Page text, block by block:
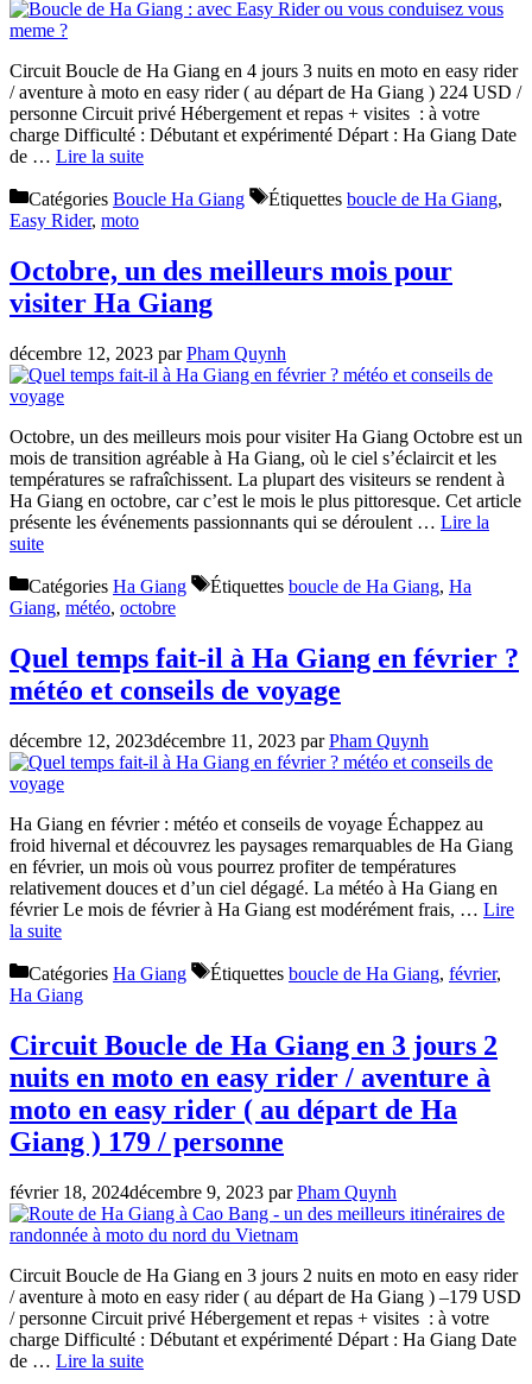
Circuit Boucle de Ha Giang en 4 jours 3 nuits en moto en easy rider
/ aventure à moto en easy rider ( au départ de Ha Giang ) 224 USD /
personne Circuit privé Hébergement et repas + visites : à votre
charge Difficulté : Débutant et expérimenté Départ : Ha Giang Date
de … Lire la suite
Catégories Boucle Ha Giang Étiquettes boucle de Ha Giang,
Easy Rider, moto
Octobre, un des meilleurs mois pour
visiter Ha Giang
décembre 12, 2023 parPham Quynh
Octobre, un des meilleurs mois pour visiter Ha Giang Octobre est un
mois de transition agréable à Ha Giang, où le ciel s’éclaircit et les
températures se rafraîchissent. La plupart des visiteurs se rendent à
Ha Giang en octobre, car c’est le mois le plus pittoresque. Cet article
présente les événements passionnants qui se déroulent … Lire la
suite
Catégories Ha Giang Étiquettes boucle de Ha Giang, Ha
Giang, météo, octobre
Quel temps fait-il à Ha Giang en février ?
météo et conseils de voyage
décembre 12, 2023décembre 11, 2023 parPham Quynh
Ha Giang en février : météo et conseils de voyage Échappez au
froid hivernal et découvrez les paysages remarquables de Ha Giang
en février, un mois où vous pourrez profiter de températures
relativement douces et d’un ciel dégagé. La météo à Ha Giang en
février Le mois de février à Ha Giang est modérément frais, … Lire
la suite
Catégories Ha Giang Étiquettes boucle de Ha Giang, février,
Ha Giang
Circuit Boucle de Ha Giang en 3 jours 2
nuits en moto en easy rider / aventure à
moto en easy rider ( au départ de Ha
Giang ) 179 / personne
février 18, 2024décembre 9, 2023 parPham Quynh
Circuit Boucle de Ha Giang en 3 jours 2 nuits en moto en easy rider
/ aventure à moto en easy rider ( au départ de Ha Giang ) –179 USD
/ personne Circuit privé Hébergement et repas + visites : à votre
charge Difficulté : Débutant et expérimenté Départ : Ha Giang Date
de … Lire la suite